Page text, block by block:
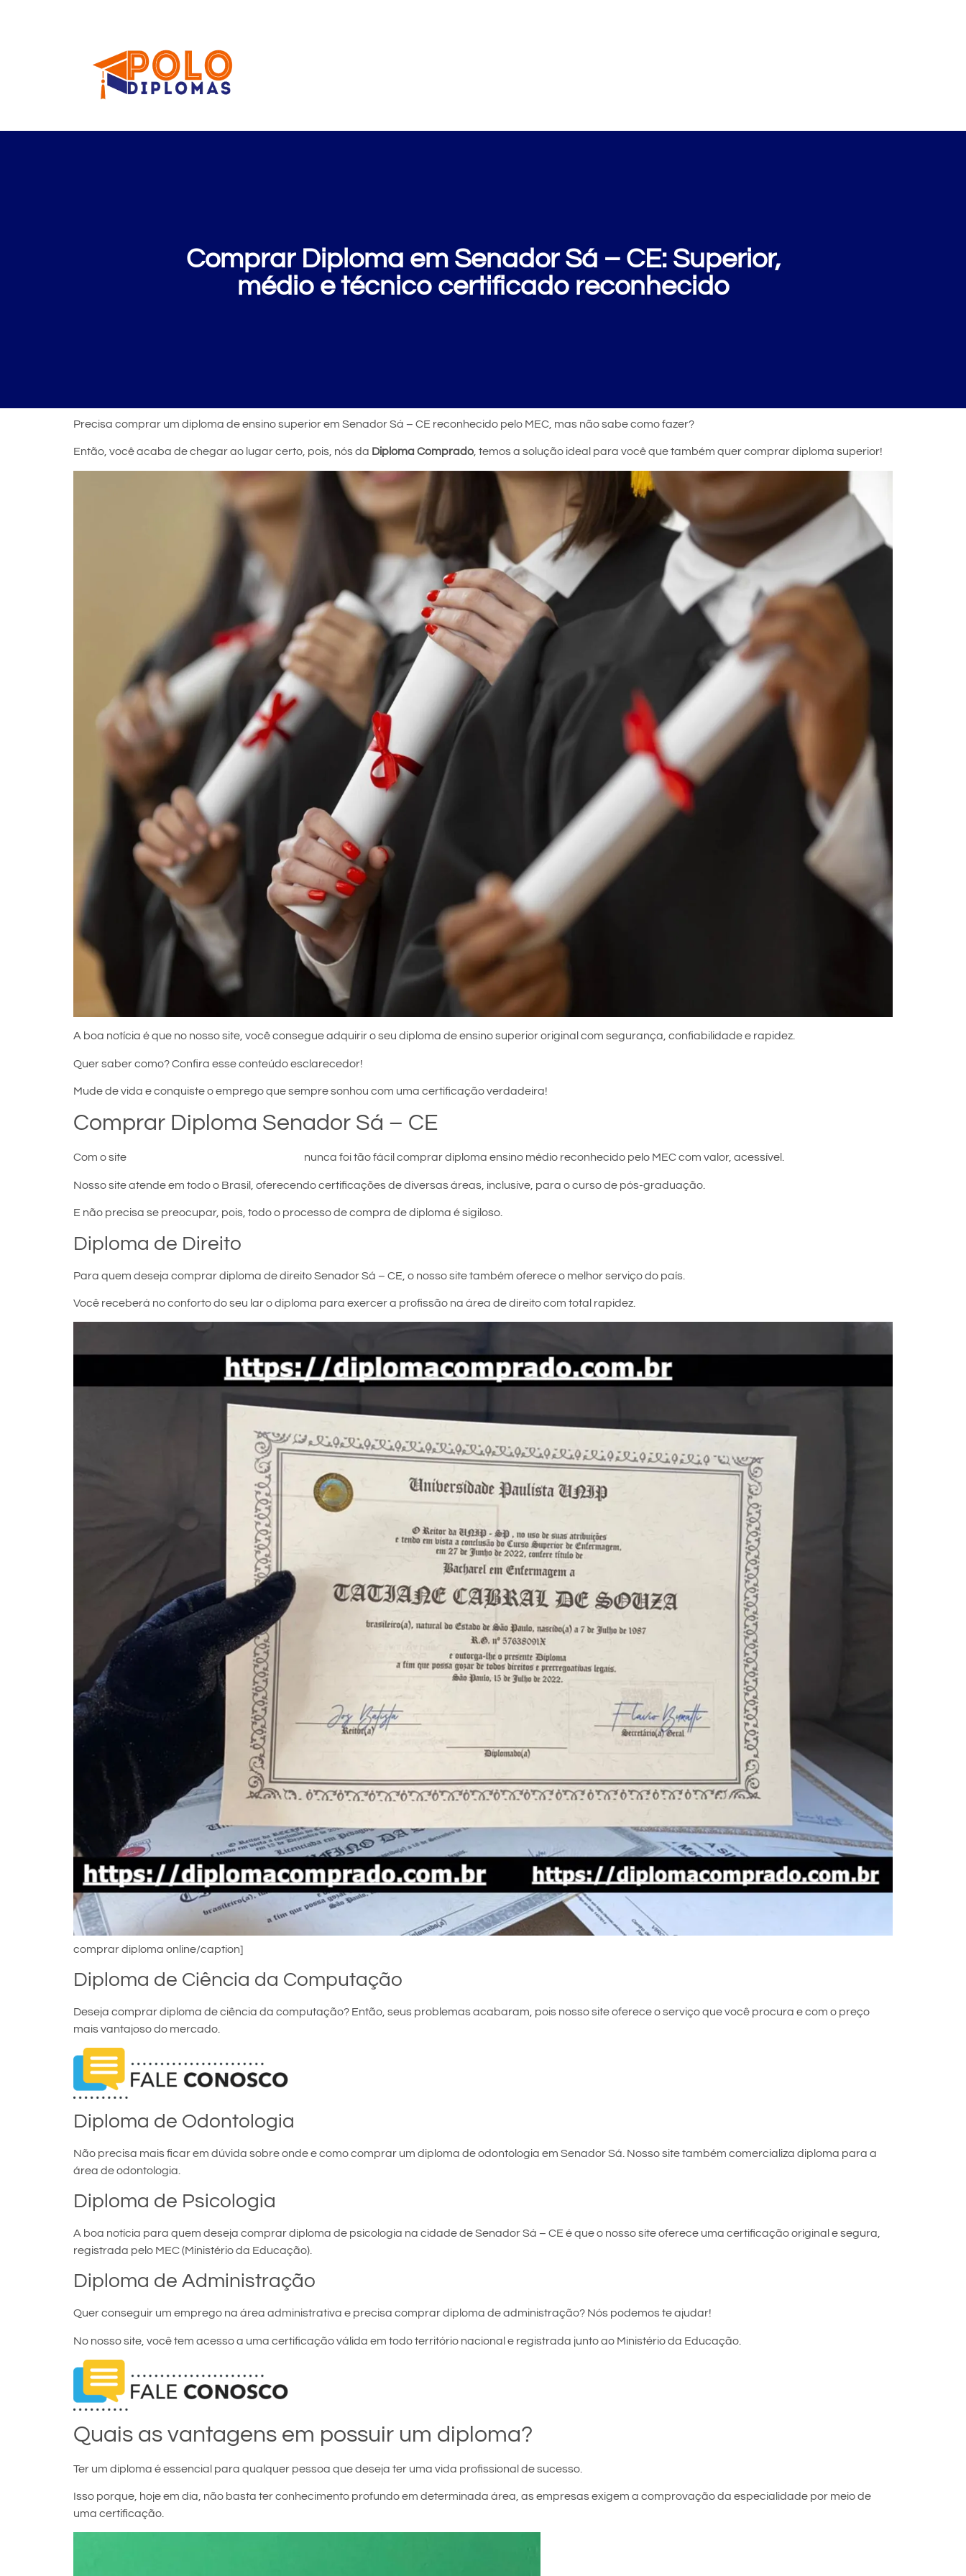
Comprar Diploma em Senador Sá – CE: Superior,
médio e técnico certificado reconhecido
Precisa comprar um diploma de ensino superior em Senador Sá – CE reconhecido pelo MEC, mas não sabe como fazer?
Então, você acaba de chegar ao lugar certo, pois, nós da Diploma Comprado, temos a solução ideal para você que também quer comprar diploma superior!
A boa notícia é que no nosso site, você consegue adquirir o seu diploma de ensino superior original com segurança, confiabilidade e rapidez.
Quer saber como? Confira esse conteúdo esclarecedor!
Mude de vida e conquiste o emprego que sempre sonhou com uma certificação verdadeira!
Comprar Diploma Senador Sá – CE
Com o site nunca foi tão fácil comprar diploma ensino médio reconhecido pelo MEC com valor, acessível.
Nosso site atende em todo o Brasil, oferecendo certificações de diversas áreas, inclusive, para o curso de pós-graduação.
E não precisa se preocupar, pois, todo o processo de compra de diploma é sigiloso.
Diploma de Direito
Para quem deseja comprar diploma de direito Senador Sá – CE, o nosso site também oferece o melhor serviço do país.
Você receberá no conforto do seu lar o diploma para exercer a profissão na área de direito com total rapidez.
comprar diploma online/caption]
Diploma de Ciência da Computação
Deseja comprar diploma de ciência da computação? Então, seus problemas acabaram, pois nosso site oferece o serviço que você procura e com o preço
mais vantajoso do mercado.
Diploma de Odontologia
Não precisa mais ficar em dúvida sobre onde e como comprar um diploma de odontologia em Senador Sá. Nosso site também comercializa diploma para a
área de odontologia.
Diploma de Psicologia
A boa notícia para quem deseja comprar diploma de psicologia na cidade de Senador Sá – CE é que o nosso site oferece uma certificação original e segura,
registrada pelo MEC (Ministério da Educação).
Diploma de Administração
Quer conseguir um emprego na área administrativa e precisa comprar diploma de administração? Nós podemos te ajudar!
No nosso site, você tem acesso a uma certificação válida em todo território nacional e registrada junto ao Ministério da Educação.
Quais as vantagens em possuir um diploma?
Ter um diploma é essencial para qualquer pessoa que deseja ter uma vida profissional de sucesso.
Isso porque, hoje em dia, não basta ter conhecimento profundo em determinada área, as empresas exigem a comprovação da especialidade por meio de
uma certificação.